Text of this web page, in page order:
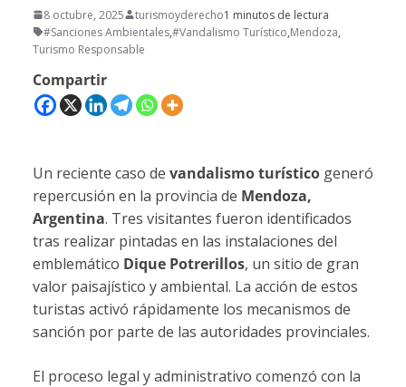
8 octubre, 2025 turismoyderecho1 minutos de lectura
#Sanciones Ambientales,#Vandalismo Turístico,Mendoza,
Turismo Responsable
Compartir
Un reciente caso de vandalismo turístico generó
repercusión en la provincia de Mendoza,
Argentina. Tres visitantes fueron identificados
tras realizar pintadas en las instalaciones del
emblemático Dique Potrerillos, un sitio de gran
valor paisajístico y ambiental. La acción de estos
turistas activó rápidamente los mecanismos de
sanción por parte de las autoridades provinciales.
El proceso legal y administrativo comenzó con la